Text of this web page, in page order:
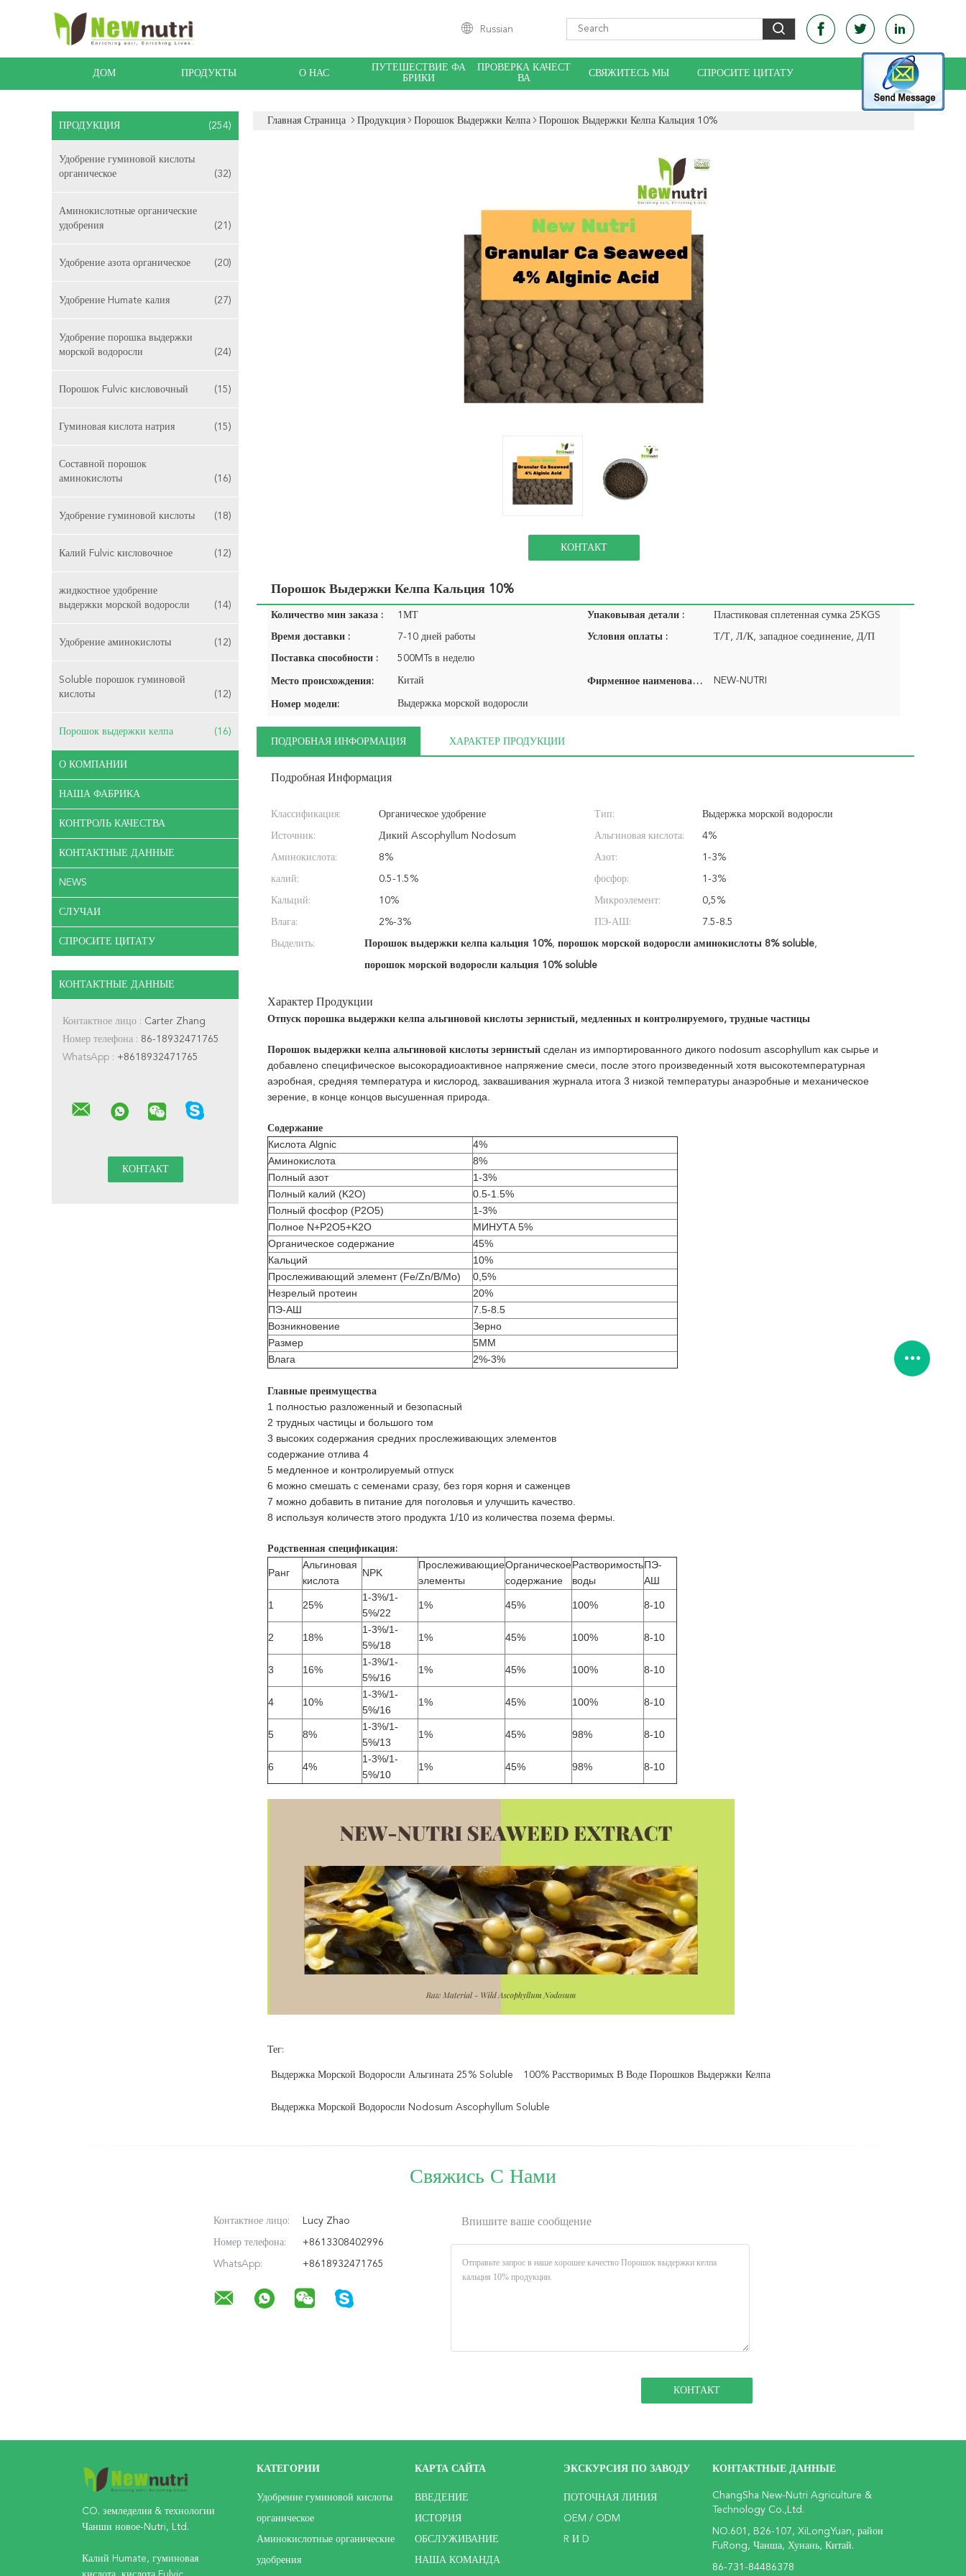
Russian
ДОМ ПРОДУКТЫ О НАС
ПУТЕШЕСТВИЕ ФА
БРИКИ
ПРОВЕРКА КАЧЕСТ
ВА
СВЯЖИТЕСЬ МЫ СПРОСИТЕ ЦИТАТУ
ПРОДУКЦИЯ (254)
Удобрение гуминовой кислоты
органическое
(32)
Аминокислотные органические
удобрения
(21)
Удобрение азота органическое (20)
Удобрение Humate калия (27)
Удобрение порошка выдержки
морской водоросли
(24)
Порошок Fulvic кисловочный (15)
Гуминовая кислота натрия (15)
Составной порошок
аминокислоты
(16)
Удобрение гуминовой кислоты (18)
Калий Fulvic кисловочное (12)
жидкостное удобрение
выдержки морской водоросли
(14)
Удобрение аминокислоты (12)
Soluble порошок гуминовой
кислоты
(12)
Порошок выдержки келпа (16)
О КОМПАНИИ
НАША ФАБРИКА
КОНТРОЛЬ КАЧЕСТВА
КОНТАКТНЫЕ ДАННЫЕ
NEWS
СЛУЧАИ
СПРОСИТЕ ЦИТАТУ
КОНТАКТНЫЕ ДАННЫЕ
Контактное лицо : Carter Zhang
Номер телефона : 86-18932471765
WhatsApp : +8618932471765
Главная Страница Продукция Порошок Выдержки Келпа Порошок Выдержки Келпа Кальция 10%
КОНТАКТ
Порошок Выдержки Келпа Кальция 10%
Количество мин заказа : 1МТ Упаковывая детали : Пластиковая сплетенная сумка 25KGS
Время доставки : 7-10 дней работы Условия оплаты : Т/Т, Л/К, западное соединение, Д/П
Поставка способности : 500MTs в неделю
Место происхождения: Китай Фирменное наименование: NEW-NUTRI
Номер модели: Выдержка морской водоросли
ПОДРОБНАЯ ИНФОРМАЦИЯ ХАРАКТЕР ПРОДУКЦИИ
Подробная Информация
Классификация: Органическое удобрение Тип: Выдержка морской водоросли
Источник: Дикий Ascophyllum Nodosum Альгиновая кислота: 4%
Аминокислота: 8% Азот: 1-3%
калий: 0.5-1.5% фосфор: 1-3%
Кальций: 10% Микроэлемент: 0,5%
Влага: 2%-3% ПЭ-АШ: 7.5-8.5
Выделить: Порошок выдержки келпа кальция 10%, порошок морской водоросли аминокислоты 8% soluble,
порошок морской водоросли кальция 10% soluble
Характер Продукции
Отпуск порошка выдержки келпа альгиновой кислоты зернистый, медленных и контролируемого, трудные частицы
Порошок выдержки келпа альгиновой кислоты зернистый сделан из импортированного дикого nodosum ascophyllum как сырье и
добавлено специфическое высокорадиоактивное напряжение смеси, после этого произведенный хотя высокотемпературная
аэробная, средняя температура и кислород, заквашивания журнала итога 3 низкой температуры анаэробные и механическое
зерение, в конце концов высушенная природа.
Содержание
Кислота Algnic
4%
Аминокислота
8%
Полный азот
1-3%
Полный калий (K2O)
0.5-1.5%
Полный фосфор (P2O5)
1-3%
Полное N+P2O5+K2O
МИНУТА 5%
Органическое содержание
45%
Кальций
10%
Прослеживающий элемент (Fe/Zn/B/Mo)
0,5%
Незрелый протеин
20%
ПЭ-АШ
7.5-8.5
Возникновение
Зерно
Размер
5MM
Влага
2%-3%
Главные преимущества
1 полностью разложенный и безопасный
2 трудных частицы и большого том
3 высоких содержания средних прослеживающих элементов
содержание отлива 4
5 медленное и контролируемый отпуск
6 можно смешать с семенами сразу, без горя корня и саженцев
7 можно добавить в питание для поголовья и улучшить качество.
8 используя количеств этого продукта 1/10 из количества позема фермы.
Родственная спецификация:
Ранг
Альгиновая
кислота
NPK
Прослеживающие
элементы
Органическое
содержание
Растворимость
воды
ПЭ-
АШ
1 25%
1-3%/1-
5%/22
1% 45% 100% 8-10
2 18%
1-3%/1-
5%/18
1% 45% 100% 8-10
3 16%
1-3%/1-
5%/16
1% 45% 100% 8-10
4 10%
1-3%/1-
5%/16
1% 45% 100% 8-10
5 8%
1-3%/1-
5%/13
1% 45% 98% 8-10
6 4%
1-3%/1-
5%/10
1% 45% 98% 8-10
Тег:
Выдержка Морской Водоросли Альгината 25% Soluble 100% Расстворимых В Воде Порошков Выдержки Келпа
Выдержка Морской Водоросли Nodosum Ascophyllum Soluble
Свяжись С Нами
Контактное лицо: Lucy Zhao
Номер телефона: +8613308402996
WhatsApp: +8618932471765
Впишите ваше сообщение
CO. земледелия & технологии
Чанши новое-Nutri, Ltd.
Калий Humate, гуминовая
КАТЕГОРИИ
Удобрение гуминовой кислоты
органическое
Аминокислотные органические
удобрения
КАРТА САЙТА
ВВЕДЕНИЕ
ИСТОРИЯ
ОБСЛУЖИВАНИЕ
НАША КОМАНДА
ЭКСКУРСИЯ ПО ЗАВОДУ
ПОТОЧНАЯ ЛИНИЯ
OEM / ODM
R И D
КОНТАКТНЫЕ ДАННЫЕ
ChangSha New-Nutri Agriculture &
Technology Co.,Ltd.
NO.601, B26-107, XiLongYuan, район
FuRong, Чанша, Хунань, Китай.
86-731-84486378